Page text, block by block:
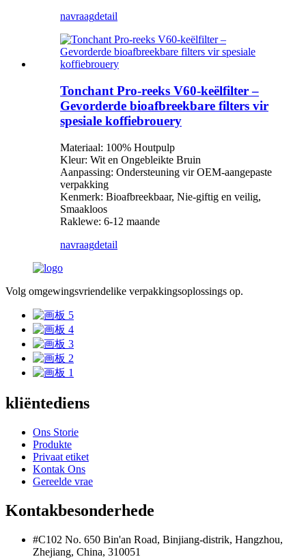
navraagdetail
Tonchant Pro-reeks V60-keëlfilter –
Gevorderde bioafbreekbare filters vir
spesiale koffiebrouery
Materiaal: 100% Houtpulp
Kleur: Wit en Ongebleikte Bruin
Aanpassing: Ondersteuning vir OEM-aangepaste
verpakking
Kenmerk: Bioafbreekbaar, Nie-giftig en veilig,
Smaakloos
Raklewe: 6-12 maande
navraagdetail
Volg omgewingsvriendelike verpakkingsoplossings op.
kliëntediens
Ons Storie
Produkte
Privaat etiket
Kontak Ons
Gereelde vrae
Kontakbesonderhede
#C102 No. 650 Bin'an Road, Binjiang-distrik, Hangzhou,
Zhejiang, China, 310051